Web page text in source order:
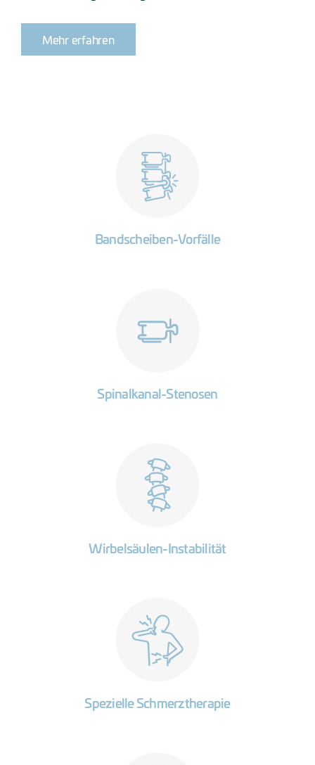
Mehr erfahren
Bandscheiben-Vorfälle
Spinalkanal-Stenosen
Wirbelsäulen-Instabilität
Spezielle Schmerztherapie